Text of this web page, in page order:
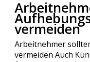
vermeiden
Arbeitnehmer
vermeiden Auch